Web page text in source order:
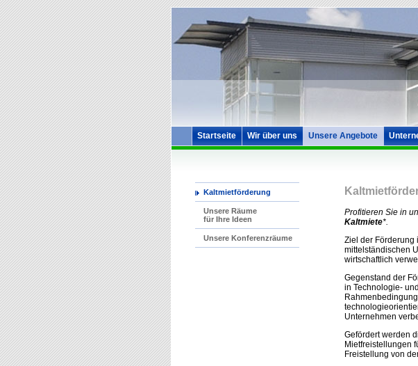
Startseite Wir über uns Unsere Angebote
Kaltmietförderung
Unsere Räume
für Ihre Ideen
Unsere Konferenzräume
Profitieren Sie in
Kaltmiete*.
Ziel der Förderung
mittelständischen
wirtschaftlich
Gegenstand der
in Technologie-
Unternehmen
Gefördert werden
Mietfreistellungen
Freistellung von